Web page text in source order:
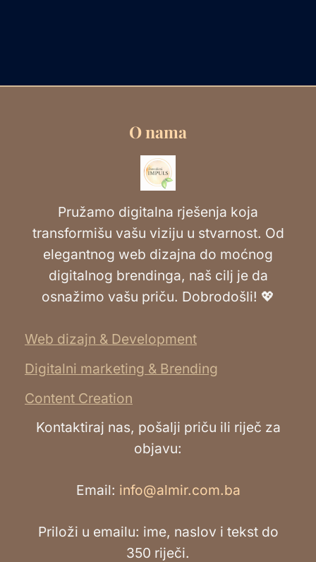
O nama
Pružamo digitalna rješenja koja
transformišu vašu viziju u stvarnost. Od
elegantnog web dizajna do moćnog
digitalnog brendinga, naš cilj je da
osnažimo vašu priču. Dobrodošli! 💖
Web dizajn & Development
Digitalni marketing & Brending
Content Creation
Kontaktiraj nas, pošalji priču ili riječ za
objavu:
Email: info@almir.com.ba
Priloži u emailu: ime, naslov i tekst do
350 riječi.